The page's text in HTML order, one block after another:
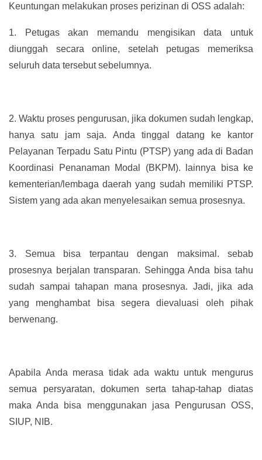
Keuntungan melakukan proses perizinan di OSS adalah:
1.
Petugas akan memandu mengisikan data untuk
diunggah secara online, setelah petugas memeriksa
seluruh data tersebut sebelumnya.
2. Waktu proses pengurusan, jika dokumen sudah lengkap,
hanya satu jam saja. Anda tinggal datang ke kantor
Pelayanan Terpadu Satu Pintu (PTSP) yang ada di Badan
Koordinasi Penanaman Modal (BKPM). lainnya bisa ke
kementerian/lembaga daerah yang sudah memiliki PTSP.
Sistem yang ada akan menyelesaikan semua prosesnya.
3.
Semua bisa terpantau dengan maksimal. sebab
prosesnya berjalan transparan. Sehingga Anda bisa tahu
sudah sampai tahapan mana prosesnya. Jadi, jika ada
yang menghambat bisa segera dievaluasi oleh pihak
berwenang.
Apabila Anda merasa tidak ada waktu untuk mengurus
semua persyaratan, dokumen serta tahap-tahap diatas
maka Anda bisa menggunakan jasa Pengurusan OSS,
SIUP, NIB.